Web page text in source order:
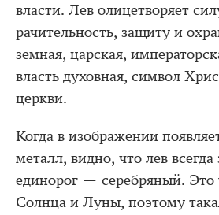
власти. Лев олицетворяет
рачительность, защиту и
земная, царская,
власть духовная, символ
церкви.
Когда в изображении
металл, видно, что лев всегда
единорог — серебряный.
Солнца и Луны, поэтому